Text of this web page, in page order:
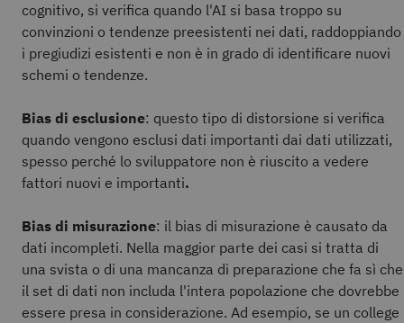
cognitivo, si verifica quando l'AI si basa troppo su
convinzioni o tendenze preesistenti nei dati, raddoppiando
i pregiudizi esistenti e non è in grado di identificare nuovi
schemi o tendenze.
Bias di esclusione: questo tipo di distorsione si verifica
quando vengono esclusi dati importanti dai dati utilizzati,
spesso perché lo sviluppatore non è riuscito a vedere
fattori nuovi e importanti.
Bias di misurazione: il bias di misurazione è causato da
dati incompleti. Nella maggior parte dei casi si tratta di
una svista o di una mancanza di preparazione che fa sì che
il set di dati non includa l'intera popolazione che dovrebbe
essere presa in considerazione. Ad esempio, se un college